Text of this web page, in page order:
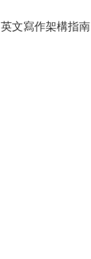
英文寫作架構指南